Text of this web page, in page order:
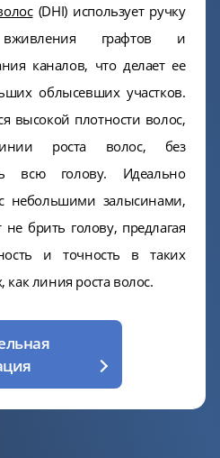
(DHI) использует ручку
графтов и
каналов, что делает ее
облысевших участков.
высокой плотности волос,
роста волос, без
всю голову. Идеально
небольшими залысинами,
брить голову, предлагая
и точность в таких
как линия роста волос.